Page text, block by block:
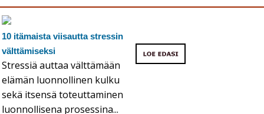
10 itämaista viisautta stressin
välttämiseksi
Stressiä auttaa välttämään
elämän luonnollinen kulku
sekä itsensä toteuttaminen
luonnollisena prosessina...